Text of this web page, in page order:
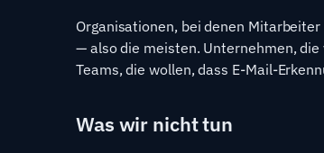
Organisationen, bei denen
— also die meisten. Unternehmen,
Teams, die wollen, dass E-Mail-
Was wir nicht tun